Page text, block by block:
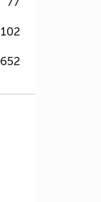
102
652